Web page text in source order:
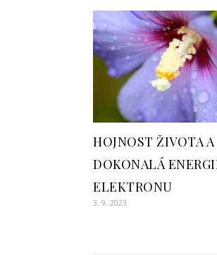
HOJNOST ŽIVOTA A
DOKONALÁ
ELEKTRONU
3. 9. 2023